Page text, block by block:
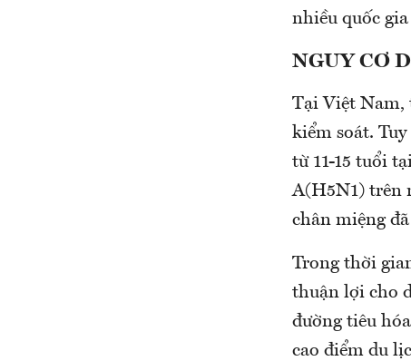
nhiều quốc
NGUY CƠ
Tại Việt Nam,
kiểm soát.
từ 11-15 tuổi
A(H5N1) trên
chân miệng
Trong thời
thuận lợi cho
đường tiêu
cao điểm du